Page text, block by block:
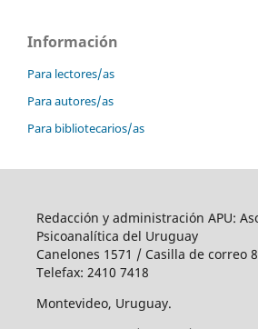
Información
Para lectores/as
Para autores/as
Para bibliotecarios/as
Redacción y administración APU:
Psicoanalítica del Uruguay
Canelones 1571 / Casilla de correo
Telefax: 2410 7418
Montevideo, Uruguay.